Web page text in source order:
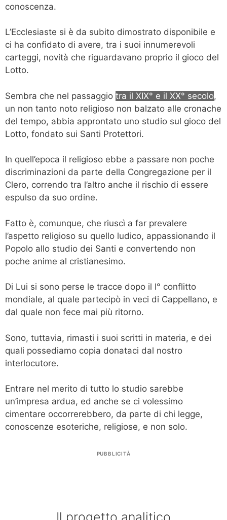
conoscenza.
L’Ecclesiaste si è da subito dimostrato disponibile e
ci ha confidato di avere, tra i suoi innumerevoli
carteggi, novità che riguardavano proprio il gioco del
Lotto.
Sembra che nel passaggio tra il XIX° e il XX° secolo,
un non tanto noto religioso non balzato alle cronache
del tempo, abbia approntato uno studio sul gioco del
Lotto, fondato sui Santi Protettori.
In quell’epoca il religioso ebbe a passare non poche
discriminazioni da parte della Congregazione per il
Clero, correndo tra l’altro anche il rischio di essere
espulso da suo ordine.
Fatto è, comunque, che riuscì a far prevalere
l’aspetto religioso su quello ludico, appassionando il
Popolo allo studio dei Santi e convertendo non
poche anime al cristianesimo.
Di Lui si sono perse le tracce dopo il I° conflitto
mondiale, al quale partecipò in veci di Cappellano, e
dal quale non fece mai più ritorno.
Sono, tuttavia, rimasti i suoi scritti in materia, e dei
quali possediamo copia donataci dal nostro
interlocutore.
Entrare nel merito di tutto lo studio sarebbe
un’impresa ardua, ed anche se ci volessimo
cimentare occorrerebbero, da parte di chi legge,
conoscenze esoteriche, religiose, e non solo.
PUBBLICITÀ
Il progetto analitico